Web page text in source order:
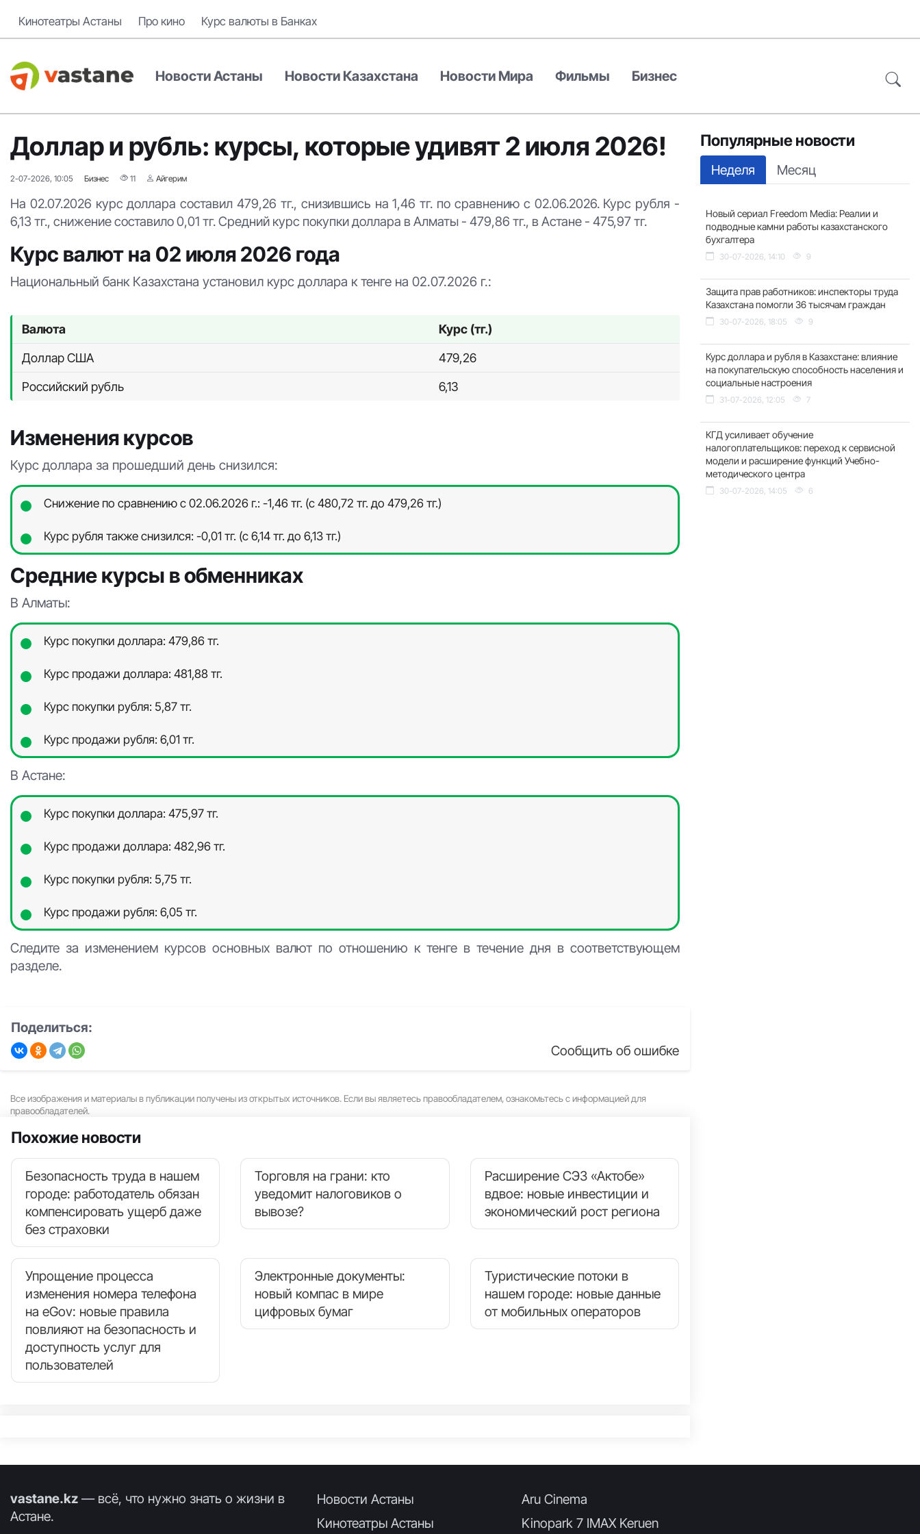
Кинотеатры Астаны Про кино Курс валюты в Банках
Новости Астаны Новости Казахстана Новости Мира Фильмы Бизнес
Доллар и рубль: курсы, которые удивят 2 июля 2026!
2-07-2026, 10:05 Бизнес 11 Айгерим
На 02.07.2026 курс доллара составил 479,26 тг., снизившись на 1,46 тг. по сравнению с 02.06.2026. Курс рубля -
6,13 тг., снижение составило 0,01 тг. Средний курс покупки доллара в Алматы - 479,86 тг., в Астане - 475,97 тг.
Курс валют на 02 июля 2026 года
Национальный банк Казахстана установил курс доллара к тенге на 02.07.2026 г.:
Валюта
Курс (тг.)
Доллар США
479,26
Российский рубль
6,13
Изменения курсов
Курс доллара за прошедший день снизился:
Снижение по сравнению с 02.06.2026 г.: -1,46 тг. (с 480,72 тг. до 479,26 тг.)
Курс рубля также снизился: -0,01 тг. (с 6,14 тг. до 6,13 тг.)
Средние курсы в обменниках
В Алматы:
Курс покупки доллара: 479,86 тг.
Курс продажи доллара: 481,88 тг.
Курс покупки рубля: 5,87 тг.
Курс продажи рубля: 6,01 тг.
В Астане:
Курс покупки доллара: 475,97 тг.
Курс продажи доллара: 482,96 тг.
Курс покупки рубля: 5,75 тг.
Курс продажи рубля: 6,05 тг.
Следите за изменением курсов основных валют по отношению к тенге в течение дня в соответствующем
разделе.
Поделиться:
Сообщить об ошибке
Все изображения и материалы в публикации получены из открытых источников. Если вы являетесь правообладателем, ознакомьтесь с информацией для
правообладателей.
Похожие новости
Безопасность труда в нашем
городе: работодатель обязан
компенсировать ущерб даже
без страховки
Торговля на грани: кто
уведомит налоговиков о
вывозе?
Расширение СЭЗ «Актобе»
вдвое: новые инвестиции и
экономический рост региона
Упрощение процесса
изменения номера телефона
на eGov: новые правила
повлияют на безопасность и
доступность услуг для
пользователей
Электронные документы:
новый компас в мире
цифровых бумаг
Туристические потоки в
нашем городе: новые данные
от мобильных операторов
Популярные новости
Неделя Месяц
Новый сериал Freedom Media: Реалии и
подводные камни работы казахстанского
бухгалтера
30-07-2026, 14:10 9
Защита прав работников: инспекторы труда
Казахстана помогли 36 тысячам граждан
30-07-2026, 18:05 9
Курс доллара и рубля в Казахстане: влияние
на покупательскую способность населения и
социальные настроения
31-07-2026, 12:05 7
КГД усиливает обучение
налогоплательщиков: переход к сервисной
модели и расширение функций Учебно-
методического центра
30-07-2026, 14:05 6
vastane.kz — всё, что нужно знать о жизни в
Астане.
Новости Астаны
Кинотеатры Астаны
Aru Cinema
Kinopark 7 IMAX Keruen